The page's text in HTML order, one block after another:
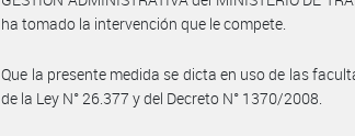
ha tomado la intervención que le compete.
Que la presente medida se dicta en uso de las
de la Ley N° 26.377 y del Decreto N° 1370/2008.